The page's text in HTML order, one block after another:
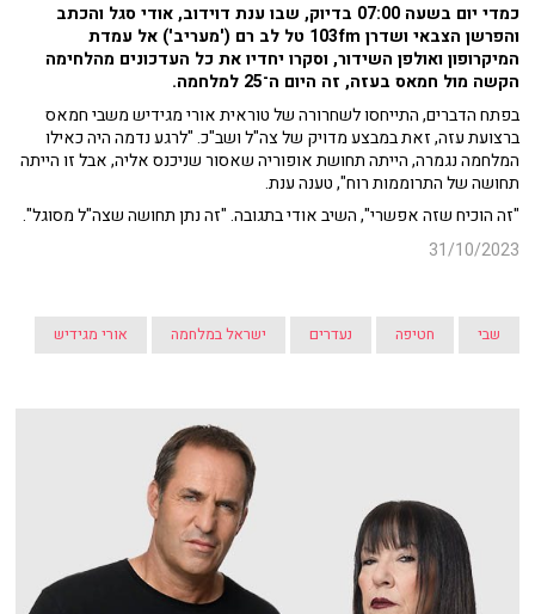
כמדי יום בשעה 07:00 בדיוק, שבו ענת דוידוב, אודי סגל והכתב
והפרשן הצבאי ושדרן 103fm טל לב רם ('מעריב') אל עמדת
המיקרופון ואולפן השידור, וסקרו יחדיו את כל העדכונים מהלחימה
הקשה מול חמאס בעזה, זה היום ה־25 למלחמה.
בפתח הדברים, התייחסו לשחרורה של טוראית אורי מגידיש משבי חמאס
ברצועת עזה, זאת במבצע מדויק של צה"ל ושב"כ. "לרגע נדמה היה כאילו
המלחמה נגמרה, הייתה תחושת אופוריה שאסור שניכנס אליה, אבל זו הייתה
תחושה של התרוממות רוח", טענה ענת.
"זה הוכיח שזה אפשרי", השיב אודי בתגובה. "זה נתן תחושה שצה"ל מסוגל".
31/10/2023
שבי חטיפה נעדרים ישראל במלחמה אורי מגידיש